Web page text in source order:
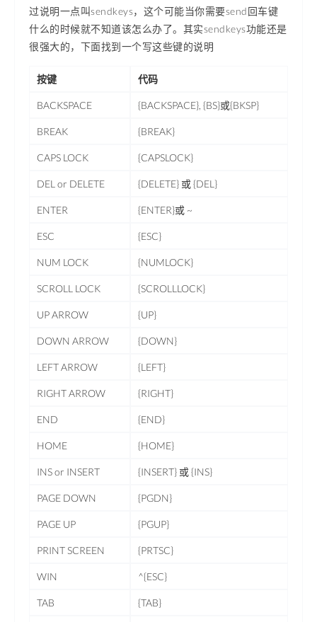
过说明一点叫sendkeys，这个可能当你需要send回车键
什么的时候就不知道该怎么办了。其实sendkeys功能还是
很强大的，下面找到一个写这些键的说明
按键 代码
BACKSPACE {BACKSPACE}, {BS}或{BKSP}
BREAK {BREAK}
CAPS LOCK {CAPSLOCK}
DEL or DELETE {DELETE} 或 {DEL}
ENTER {ENTER}或 ~
ESC {ESC}
NUM LOCK {NUMLOCK}
SCROLL LOCK {SCROLLLOCK}
UP ARROW {UP}
DOWN ARROW {DOWN}
LEFT ARROW {LEFT}
RIGHT ARROW {RIGHT}
END {END}
HOME {HOME}
INS or INSERT {INSERT} 或 {INS}
PAGE DOWN {PGDN}
PAGE UP {PGUP}
PRINT SCREEN {PRTSC}
WIN ^{ESC}
TAB {TAB}